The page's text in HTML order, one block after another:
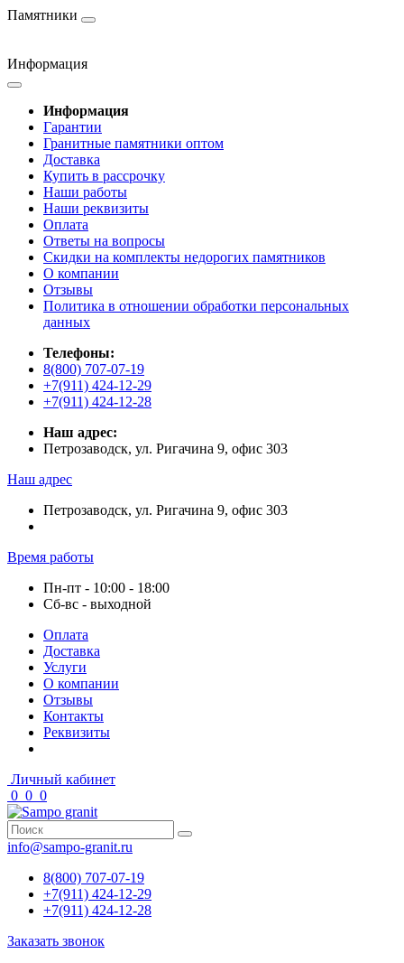
Памятники
Информация
Информация
Гарантии
Гранитные памятники оптом
Доставка
Купить в рассрочку
Наши работы
Наши реквизиты
Оплата
Ответы на вопросы
Скидки на комплекты недорогих памятников
О компании
Отзывы
Политика в отношении обработки персональных
данных
Телефоны:
8(800) 707-07-19
+7(911) 424-12-29
+7(911) 424-12-28
Наш адрес:
Петрозаводск, ул. Ригачина 9, офис 303
Наш адрес
Петрозаводск, ул. Ригачина 9, офис 303
Время работы
Пн-пт - 10:00 - 18:00
Сб-вс - выходной
Оплата
Доставка
Услуги
О компании
Отзывы
Контакты
Реквизиты
Личный кабинет
0 0 0
info@sampo-granit.ru
8(800) 707-07-19
+7(911) 424-12-29
+7(911) 424-12-28
Заказать звонок